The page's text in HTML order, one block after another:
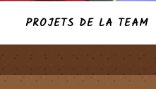
PROJETS DE LA TEAM